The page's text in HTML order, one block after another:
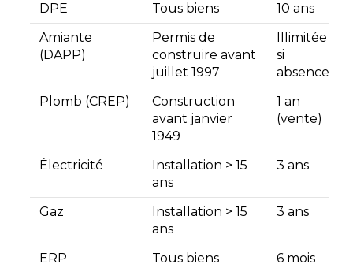
DPE
Tous biens
10 ans
Amiante
(DAPP)
Permis de
construire avant
juillet 1997
Illimitée
si
absence
Plomb (CREP)
Construction
avant janvier
1949
1 an
(vente)
Électricité
Installation > 15
ans
3 ans
Gaz
Installation > 15
ans
3 ans
ERP Tous biens
6 mois